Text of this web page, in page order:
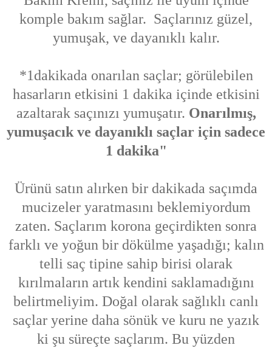
komple bakım sağlar. Saçlarınız güzel,
yumuşak, ve dayanıklı kalır.
*1dakikada onarılan saçlar; görülebilen
hasarların etkisini 1 dakika içinde etkisini
azaltarak saçınızı yumuşatır. Onarılmış,
yumuşacık ve dayanıklı saçlar için sadece
1 dakika"
Ürünü satın alırken bir dakikada saçımda
mucizeler yaratmasını beklemiyordum
zaten. Saçlarım korona geçirdikten sonra
farklı ve yoğun bir dökülme yaşadığı; kalın
telli saç tipine sahip birisi olarak
kırılmaların artık kendini saklamadığını
belirtmeliyim. Doğal olarak sağlıklı canlı
saçlar yerine daha sönük ve kuru ne yazık
ki şu süreçte saçlarım. Bu yüzden